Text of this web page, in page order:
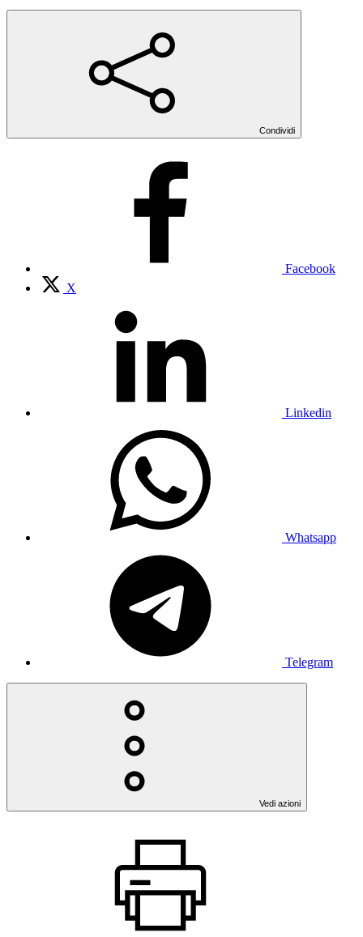
Condividi
Facebook
X
Linkedin
Whatsapp
Telegram
Vedi azioni